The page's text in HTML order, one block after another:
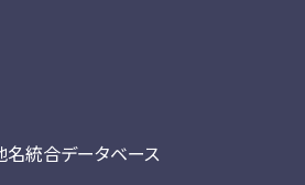
名統合データベース